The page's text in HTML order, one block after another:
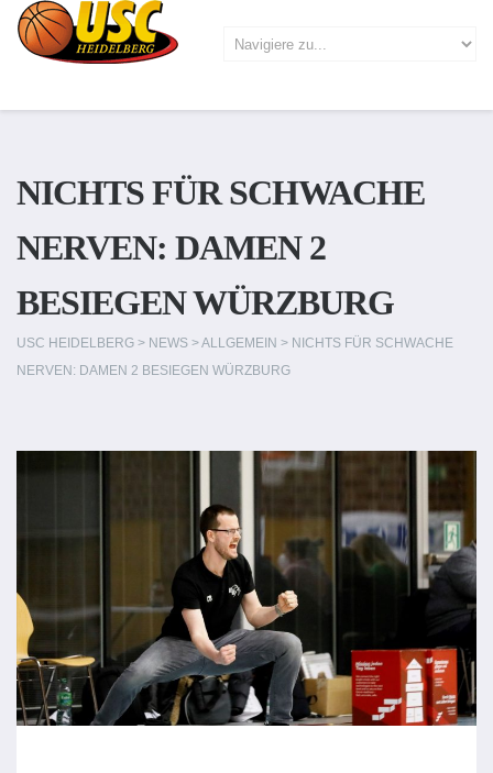
NICHTS FÜR SCHWACHE
NERVEN: DAMEN 2
BESIEGEN WÜRZBURG
USC HEIDELBERG > NEWS >ALLGEMEIN > NICHTS FÜR SCHWACHE
NERVEN: DAMEN 2 BESIEGEN WÜRZBURG